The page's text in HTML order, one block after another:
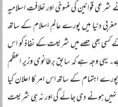
قوانین کی منسوخی اور خلافتِ اسلامیہ
دنیا میں پورے عالمِ اسلام کے ساتھ
کے کسی بھی حصے میں شریعت کے نفاذ کو اس
یہی وجہ ہے کہ سابق برطانوی وزیر اعظم
پورے اہتمام کے ساتھ اس امر کا اعلان کیا
نہیں ہونے دی جائے گی اور نہ ہی شریعت